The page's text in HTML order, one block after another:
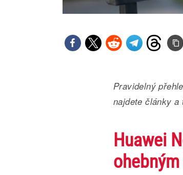
Pravidelný
najdete články a
Huawei